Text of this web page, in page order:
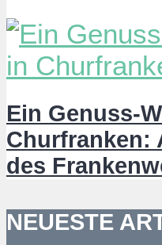
Ein Genuss-
Churfranken:
des
NEUESTE